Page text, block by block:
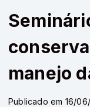
manejo
Publicado em 16/